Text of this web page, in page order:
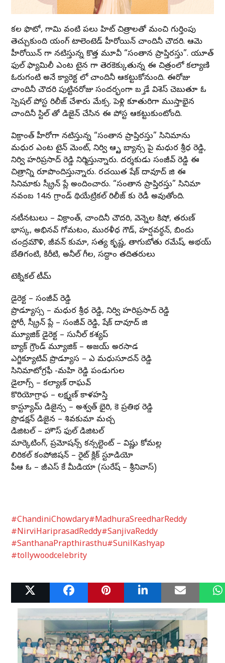
కలర్ ఫొటో, గామి వంటి పలు హిట్ చిత్రాలతో మంచి గుర్తింపు
తెచ్చుకుంది యంగ్ టాలెంటెడ్ హీరోయిన్ చాందినీ చౌదరి. ఆమె
హీరోయిన్ గా నటిస్తున్న కొత్త మూవీ “సంతాన ప్రాప్తిరస్తు”. యూత్
ఫుల్ ఫ్యామిలీ ఎంటర్ టైనర్ గా తెరకెక్కుతున్న ఈ చిత్రంలో కల్యాణి
ఓరుగంటి అనే క్యారెక్టర్ లో చాందినీ ఆకట్టుకోనుంది. ఈరోజు
చాందినీ చౌదరి పుట్టినరోజు సందర్భంగా బర్త్ డే విశెస్ చెబుతూ ఓ
స్పెషల్ పోస్టర్ రిలీజ్ చేశారు మేకర్స్. పెళ్లి కూతురిగా ముస్తాభైన
చాందినీ స్టిల్ తో డిజైన్ చేసిన ఈ పోస్టర్ ఆకట్టుకుంటోంది.
విక్రాంత్ హీరోగా నటిస్తున్న “సంతాన ప్రాప్తిరస్తు” సినిమాను
మధుర ఎంటర్ టైన్ మెంట్, నిర్వి ఆర్ట్స్ బ్యానర్స్ పై మధుర శ్రీధర్ రెడ్డి,
నిర్వి హరిప్రసాద్ రెడ్డి నిర్మిస్తున్నారు. దర్శకుడు సంజీవ్ రెడ్డి ఈ
చిత్రాన్ని రూపొందిస్తున్నారు. రచయిత షేక్ దావూద్ జి ఈ
సినిమాకు స్క్రీన్ ప్లే అందించారు. “సంతాన ప్రాప్తిరస్తు” సినిమా
నవంబర్ 14న గ్రాండ్ థియేట్రికల్ రిలీజ్ కు రెడీ అవుతోంది.
నటీనటులు – విక్రాంత్, చాందినీ చౌదరి, వెన్నెల కిషోర్, తరుణ్
భాస్కర్, అభినవ్ గోమటం, మురళీధర్ గౌడ్, హర్షవర్థన్, బిందు
చంద్రమౌళి, జీవన్ కుమార్, సత్య కృష్ణ, తాగుబోతు రమేష్, అభయ్
బేతిగంటి, కిరీటి, అనీల్ గీల, సద్దాం తదితరులు
టెక్నికల్ టీమ్
డైరెక్టర్ – సంజీవ్ రెడ్డి
ప్రొడ్యూసర్స్ – మధుర శ్రీధర్ రెడ్డి, నిర్వి హరిప్రసాద్ రెడ్డి
స్టోరీ, స్క్రీన్ ప్లే – సంజీవ్ రెడ్డి, షేక్ దావూద్ జి
మ్యూజిక్ డైరెక్టర్ – సునీల్ కశ్యప్
బ్యాక్ గ్రౌండ్ మ్యూజిక్ – అజయ్ అరసాడ
ఎగ్జిక్యూటివ్ ప్రొడ్యూసర్ – ఎ మధుసూదన్ రెడ్డి
సినిమాటోగ్రఫీ -మహి రెడ్డి పండుగుల
డైలాగ్స్ – కల్యాణ్ రాఘవ్
కొరియోగ్రాఫర్ – లక్ష్మణ్ కాళహస్తి
కాస్ట్యూమ్ డిజైనర్స్ – అశ్వత్ భైరి, కె ప్రతిభ రెడ్డి
ప్రొడక్షన్ డిజైనర్ – శివకుమార్ మచ్చ
డిజిటల్ – హౌస్ ఫుల్ డిజిటల్
మార్కెటింగ్, ప్రమోషన్స్ కన్సల్టెంట్ – విష్ణు కోమల్ల
లిరికల్ కంపోజిషన్ – రైట్ క్లిక్ స్టూడియో
పీఆర్ ఓ – జీఎస్ కే మీడియా (సురేష్ – శ్రీనివాస్)
#ChandiniChowdary#MadhuraSreedharReddy
#NirviHariprasadReddy#SanjivaReddy
#SanthanaPrapthirasthu#SunilKashyap
#tollywoodcelebrity
Related Posts